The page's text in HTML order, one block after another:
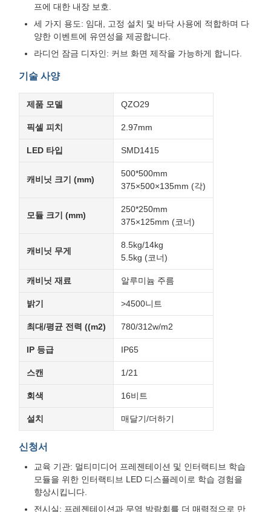
프에 대한 내장 보호.
세 가지 용도: 임대, 고정 설치 및 바닥 사용에 적합하며 다
양한 이벤트에 유연성을 제공합니다.
라디언 잠금 디자인: 커브 화면 제작을 가능하게 합니다.
기술 사양
제품 모델 QZO29
픽셀 피치 2.97mm
LED 타입 SMD1415
캐비닛 크기 (mm)
500*500mm
375×500×135mm (각)
모듈 크기 (mm)
250*250mm
375×125mm (코너)
캐비닛 무게
8.5kg/14kg
5.5kg (코너)
캐비닛 재료 알루미늄 주름
밝기 >4500니트
최대/평균 전력 ((m2) 780/312w/m2
IP 등급 IP65
스캔 1/21
회색 16비트
설치 매달기/더하기
신청서
교육 기관: 멀티미디어 프레젠테이션 및 인터랙티브 학습
모듈을 위한 인터랙티브 LED 디스플레이로 학습 경험을
향상시킵니다.
전시실: 프레젠테이션과 무역 박람회를 더 매력적으로 만